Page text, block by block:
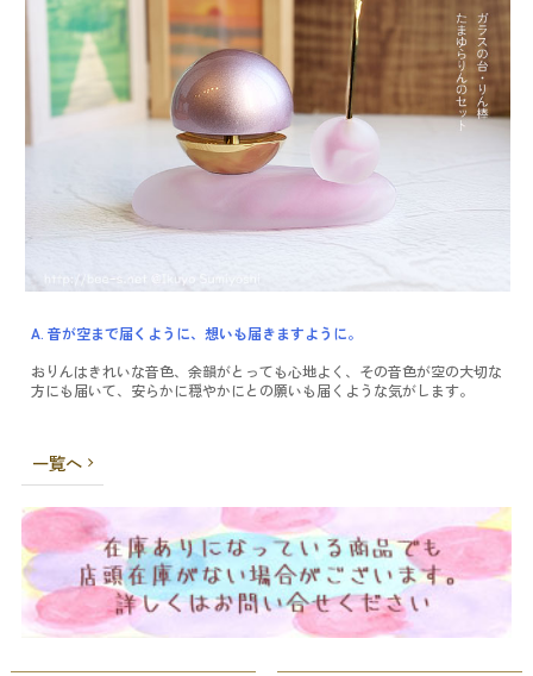
A. 音が空まで届くように、想いも届きますように。
おりんはきれいな音色、余韻がとっても心地よく、その音色が空の大切な
方にも届いて、安らかに穏やかにとの願いも届くような気がします。
一覧へ